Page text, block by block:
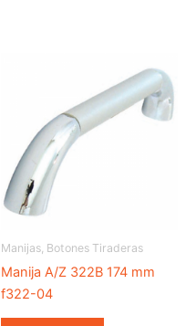
Manijas, Botones Tiraderas
Manija A/Z 322B 174 mm
f322-04